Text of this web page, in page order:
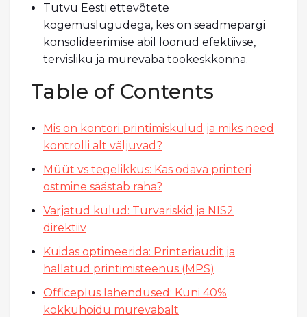
Tutvu Eesti ettevõtete
kogemuslugudega, kes on seadmepargi
konsolideerimise abil loonud efektiivse,
tervisliku ja murevaba töökeskkonna.
Table of Contents
Mis on kontori printimiskulud ja miks need
kontrolli alt väljuvad?
Müüt vs tegelikkus: Kas odava printeri
ostmine säästab raha?
Varjatud kulud: Turvariskid ja NIS2
direktiiv
Kuidas optimeerida: Printeriaudit ja
hallatud printimisteenus (MPS)
Officeplus lahendused: Kuni 40%
kokkuhoidu murevabalt